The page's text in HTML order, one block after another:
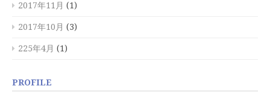
2017年11月 (1)
2017年10月 (3)
225年4月 (1)
PROFILE